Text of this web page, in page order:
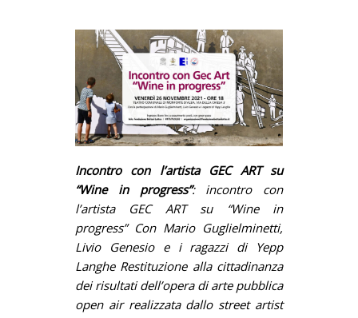
Incontro con l’artista GEC ART su
“Wine in progress”: incontro con
l’artista GEC ART su “Wine in
progress” Con Mario Guglielminetti,
Livio Genesio e i ragazzi di Yepp
Langhe Restituzione alla cittadinanza
dei risultati dell’opera di arte pubblica
open air realizzata dallo street artist